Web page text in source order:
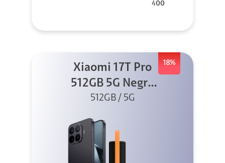
400
18%
Xiaomi 17T Pro
512GB 5G Negro
+ Sound
512GB / 5G